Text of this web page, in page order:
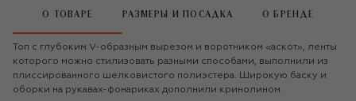
О ТОВАРЕ РАЗМЕРЫ И ПОСАДКА О БРЕНДЕ
Топ с глубоким V-образным вырезом и воротником «аскот», ленты
которого можно стилизовать разными способами, выполнили из
плиссированного шелковистого полиэстера. Широкую баску и
оборки на рукавах-фонариках дополнили кринолином.